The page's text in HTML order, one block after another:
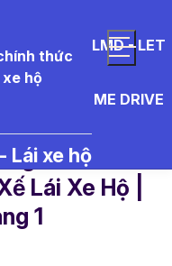
LMD - LET
ME DRIVE
Lái xe hộ
Lái Xe Hộ |
1​